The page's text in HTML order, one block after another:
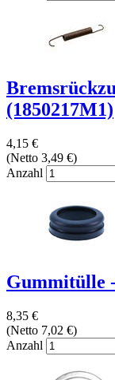
(1850217M1)
4,15 €
(Netto 3,49 €)
Anzahl
Gummitülle
8,35 €
(Netto 7,02 €)
Anzahl